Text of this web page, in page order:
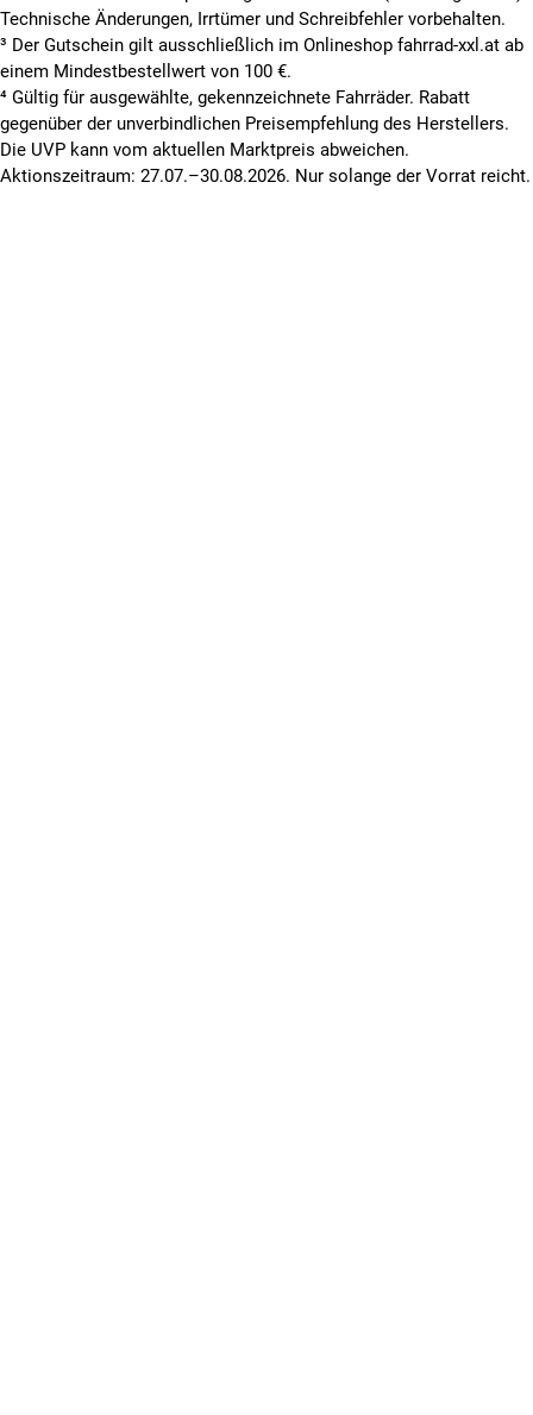
Technische Änderungen, Irrtümer und Schreibfehler vorbehalten.
³ Der Gutschein gilt ausschließlich im Onlineshop fahrrad-xxl.at ab
einem Mindestbestellwert von 100 €.
⁴ Gültig für ausgewählte, gekennzeichnete Fahrräder. Rabatt
gegenüber der unverbindlichen Preisempfehlung des Herstellers.
Die UVP kann vom aktuellen Marktpreis abweichen.
Aktionszeitraum: 27.07.–30.08.2026. Nur solange der Vorrat reicht.